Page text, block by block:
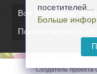
Все последние
Полная версия сайта
Создатель
посетителей...
Больше